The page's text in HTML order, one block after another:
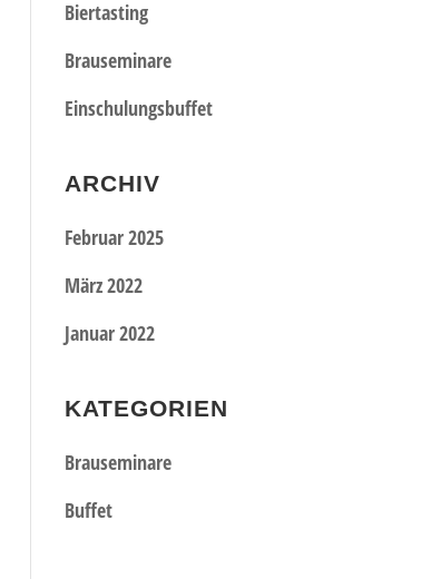
Biertasting
Brauseminare
Einschulungsbuffet
ARCHIV
Februar 2025
März 2022
Januar 2022
KATEGORIEN
Brauseminare
Buffet